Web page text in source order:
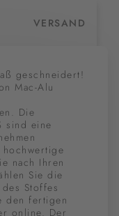
VERSAND
geschneidert!
Mac-Alu
Die
sind eine
nach Ihren
Sie die
Stoffes
den fertigen
online. Der